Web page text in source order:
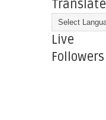
Translate
Live
Followers